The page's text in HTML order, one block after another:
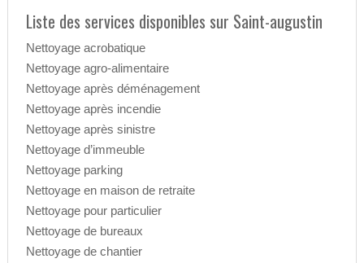
Liste des services disponibles sur Saint-augustin
Nettoyage acrobatique
Nettoyage agro-alimentaire
Nettoyage après déménagement
Nettoyage après incendie
Nettoyage après sinistre
Nettoyage d’immeuble
Nettoyage parking
Nettoyage en maison de retraite
Nettoyage pour particulier
Nettoyage de bureaux
Nettoyage de chantier